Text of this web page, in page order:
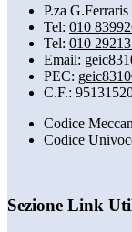
P.za
Tel: 010
Tel: 010
Email:
PEC:
C.F.:
Codice
Codice
Sezione Link